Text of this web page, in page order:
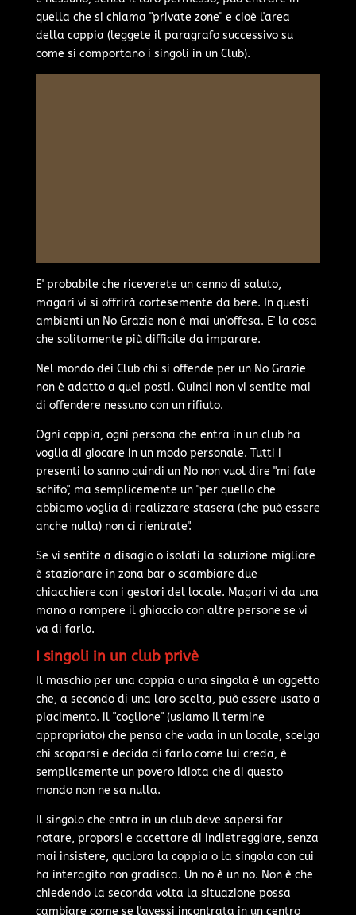
quella che si chiama "private zone" e cioè l'area
della coppia (leggete il paragrafo successivo su
come si comportano i singoli in un Club).
E' probabile che riceverete un cenno di saluto,
magari vi si offrirà cortesemente da bere. In questi
ambienti un No Grazie non è mai un'offesa. E' la cosa
che solitamente più difficile da imparare.
Nel mondo dei Club chi si offende per un No Grazie
non è adatto a quei posti. Quindi non vi sentite mai
di offendere nessuno con un rifiuto.
Ogni coppia, ogni persona che entra in un club ha
voglia di giocare in un modo personale. Tutti i
presenti lo sanno quindi un No non vuol dire "mi fate
schifo", ma semplicemente un "per quello che
abbiamo voglia di realizzare stasera (che può essere
anche nulla) non ci rientrate".
Se vi sentite a disagio o isolati la soluzione migliore
è stazionare in zona bar o scambiare due
chiacchiere con i gestori del locale. Magari vi da una
mano a rompere il ghiaccio con altre persone se vi
va di farlo.
I singoli in un club privè
Il maschio per una coppia o una singola è un oggetto
che, a secondo di una loro scelta, può essere usato a
piacimento. il "coglione" (usiamo il termine
appropriato) che pensa che vada in un locale, scelga
chi scoparsi e decida di farlo come lui creda, è
semplicemente un povero idiota che di questo
mondo non ne sa nulla.
Il singolo che entra in un club deve sapersi far
notare, proporsi e accettare di indietreggiare, senza
mai insistere, qualora la coppia o la singola con cui
ha interagito non gradisca. Un no è un no. Non è che
chiedendo la seconda volta la situazione possa
cambiare come se l'avessi incontrata in un centro